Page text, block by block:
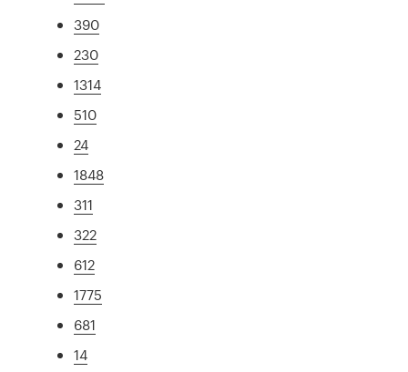
390
230
1314
510
24
1848
311
322
612
1775
681
14